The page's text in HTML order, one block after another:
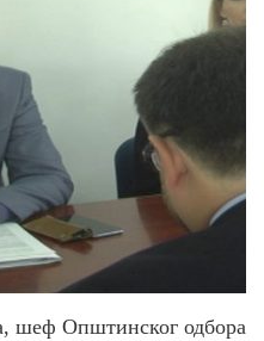
шеф Општинског одбора